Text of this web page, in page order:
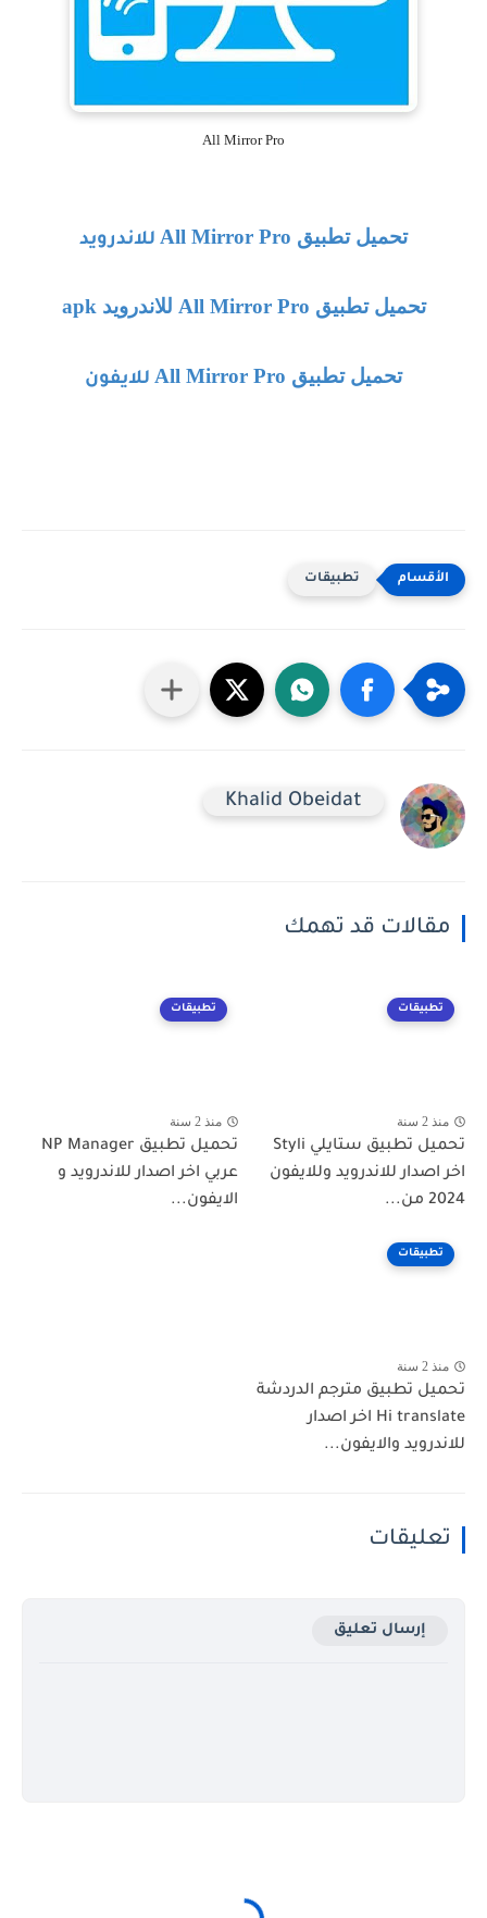
All Mirror Pro
تحميل تطبيق All Mirror Pro للاندرويد
تحميل تطبيق All Mirror Pro للاندرويد apk
تحميل تطبيق All Mirror Pro للايفون
تطبيقات
Khalid Obeidat
مقالات قد تهمك
تطبيقات
منذ 2 سنة
تحميل تطبيق ستايلي Styli
اخر اصدار للاندرويد وللايفون
2024 من...
تطبيقات
منذ 2 سنة
تحميل تطبيق NP Manager
عربي اخر اصدار للاندرويد و
الايفون...
تطبيقات
منذ 2 سنة
تحميل تطبيق مترجم الدردشة
Hi translate اخر اصدار
للاندرويد والايفون...
تعليقات
إرسال تعليق